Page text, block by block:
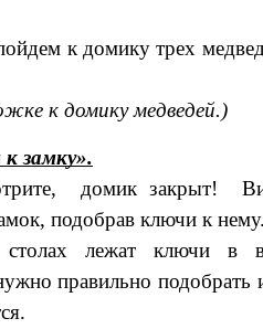
к домику трех
к домику медведей.)
замку».
домик закрыт!
подобрав ключи к
лежат ключи в
правильно подобрать